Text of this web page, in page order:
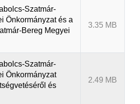
Szatmár-
Önkormányzat és a
Bereg Megyei
3.35 MB
Szatmár-
Önkormányzat
és
2.49 MB